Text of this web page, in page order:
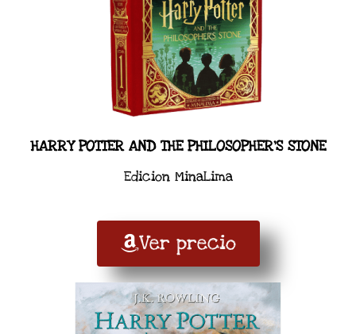
HARRY POTTER AND THE PHILOSOPHER'S STONE
Edicion MinaLima
Ver precio